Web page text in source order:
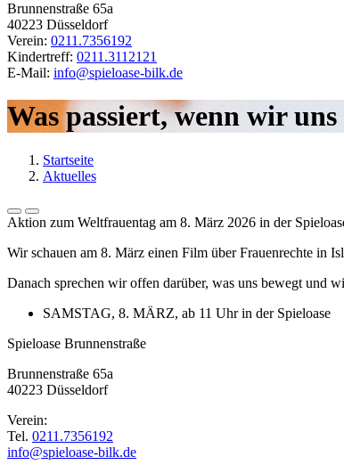
Brunnenstraße 65a
40223 Düsseldorf
Verein: 0211.7356192
Kindertreff: 0211.3112121
E-Mail: info@spieloase-bilk.de
Was passiert, wenn wir
Startseite
Aktuelles
Aktion zum Weltfrauentag am 8. März 2026 in der
Wir schauen am 8. März einen Film über Frauenrechte in
Danach sprechen wir offen darüber, was uns bewegt und
SAMSTAG, 8. MÄRZ, ab 11 Uhr in der Spieloase
Spieloase Brunnenstraße
Brunnenstraße 65a
40223 Düsseldorf
Verein:
Tel. 0211.7356192
info@spieloase-bilk.de